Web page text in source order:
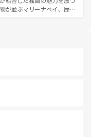
が、訪れる旅人を魅了し続
、香港を存分に楽しみ尽く
が並ぶマリーナベイ、歴史
楽しめる外せないスポット